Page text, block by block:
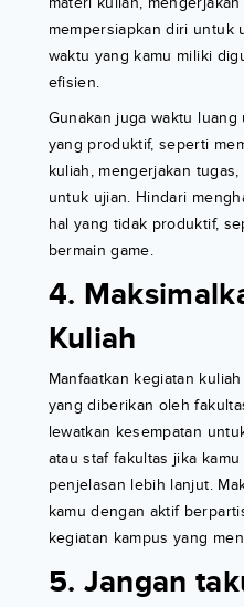
mempersiapkan diri untuk
waktu yang kamu miliki
efisien.
Gunakan juga waktu
yang produktif, seperti
kuliah, mengerjakan
untuk ujian. Hindari
hal yang tidak produktif,
bermain game.
4.
Kuliah
Manfaatkan kegiatan
yang diberikan oleh
lewatkan kesempatan
atau staf fakultas jika
penjelasan lebih lanjut.
kamu dengan aktif
kegiatan kampus yang
5. Jangan